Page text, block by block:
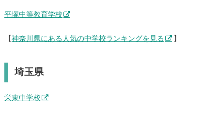
平塚中等教育学校
【 神奈川県にある人気の中学校ランキングを見る 】
埼玉県
栄東中学校